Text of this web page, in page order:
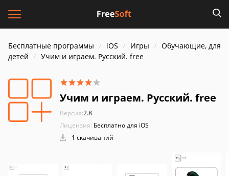
Бесплатные программы iOS Игры
Обучающие, для
детей
Учим и играем. Русский. free
Учим и играем. Русский. free
Версия:2.8
Лицензия: Бесплатно для iOS
1 скачиваний